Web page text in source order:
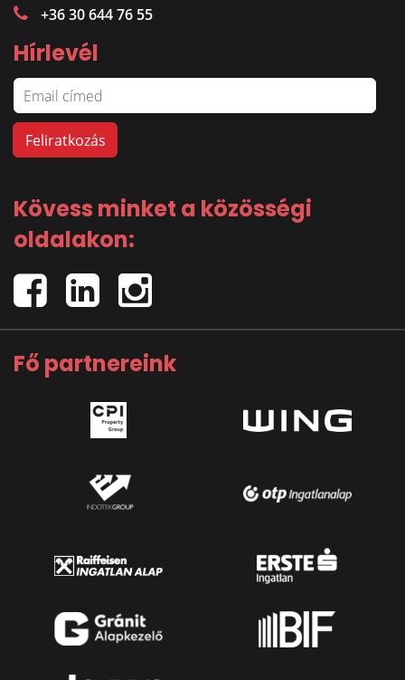
+36 30 644 76 55
Hírlevél
Kövess minket a közösségi
oldalakon:
Fő partnereink